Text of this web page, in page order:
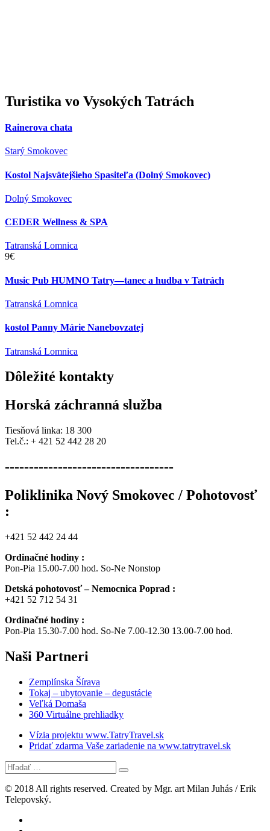
Turistika vo Vysokých Tatrách
Rainerova chata
Starý Smokovec
Kostol Najsvätejšieho Spasiteľa (Dolný Smokovec)
Dolný Smokovec
CEDER Wellness & SPA
Tatranská Lomnica
9€
Music Pub HUMNO Tatry—tanec a hudba v Tatrách
Tatranská Lomnica
kostol Panny Márie Nanebovzatej
Tatranská Lomnica
Dôležité kontakty
Horská záchranná služba
Tiesňová linka: 18 300
Tel.č.: + 421 52 442 28 20
-----------------------------------
Poliklinika Nový Smokovec / Pohotovosť
:
+421 52 442 24 44
Ordinačné hodiny :
Pon-Pia 15.00-7.00 hod. So-Ne Nonstop
Detská pohotovosť – Nemocnica Poprad :
+421 52 712 54 31
Ordinačné hodiny :
Pon-Pia 15.30-7.00 hod. So-Ne 7.00-12.30 13.00-7.00 hod.
Naši Partneri
Zemplínska Šírava
Tokaj – ubytovanie – degustácie
Veľká Domaša
360 Virtuálne prehliadky
Vízia projektu www.TatryTravel.sk
Pridať zdarma Vaše zariadenie na www.tatrytravel.sk
© 2018 All rights reserved. Created by Mgr. art Milan Juhás / Erik
Telepovský.